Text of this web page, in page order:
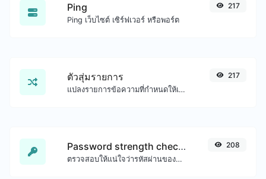
Ping
Ping เว็บไซต์ เซิร์ฟเวอร์ หรือพอร์ต
217
ตัวสุ่มรายการ
แปลงรายการข้อความที่กำหนดให้เป็นรายการแบบสุ่มได้อย่างง่ายดาย
217
Password strength checker
ตรวจสอบให้แน่ใจว่ารหัสผ่านของคุณดีพอ
208